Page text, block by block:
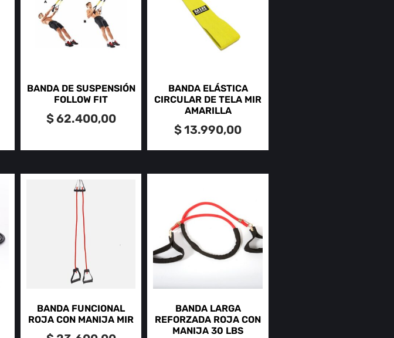
BANDA DE SUSPENSIÓN
FOLLOW FIT
$62.400,00
BANDA ELÁSTICA
CIRCULAR DE TELA MIR
AMARILLA
$13.990,00
BANDA FUNCIONAL
ROJA CON MANIJA MIR
BANDA LARGA
REFORZADA ROJA CON
MANIJA 30 LBS